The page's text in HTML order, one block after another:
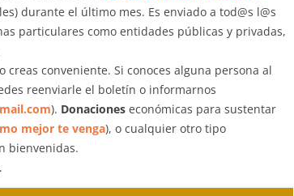
durante el último mes. Es enviado a tod@s l@s
particulares como entidades públicas y privadas,
creas conveniente. Si conoces alguna persona al
reenviarle el boletín o informarnos
). Donaciones económicas para sustentar
mejor te venga), o cualquier otro tipo
bienvenidas.